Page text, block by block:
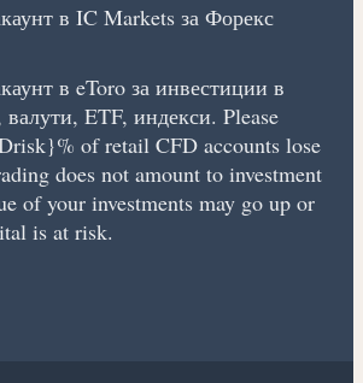
в IC Markets за Форекс
в eToro за инвестиции в
ETF, индекси. Please
of retail CFD accounts lose
does not amount to investment
of your investments may go up or
is at risk.